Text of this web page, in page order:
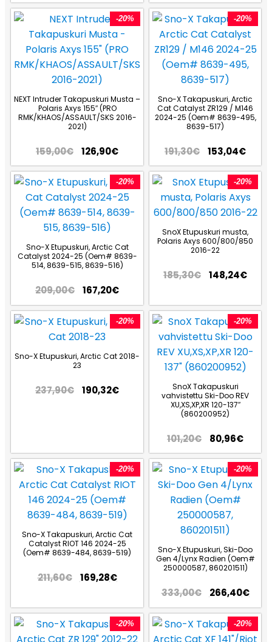
-20%
NEXT Intruder Takapuskuri Musta –
Polaris Axys 155″ (PRO
RMK/KHAOS/ASSAULT/SKS 2016-
2021)
159,00€ 126,90€
-20%
Sno-X Takapuskuri, Arctic
Cat Catalyst ZR129 / M146
2024-25 (Oem# 8639-495,
8639-517)
191,30€ 153,04€
-20%
Sno-X Etupuskuri, Arctic Cat
Catalyst 2024-25 (Oem# 8639-
514, 8639-515, 8639-516)
209,00€ 167,20€
-20%
SnoX Etupuskuri musta,
Polaris Axys 600/800/850
2016-22
185,30€ 148,24€
-20%
Sno-X Etupuskuri, Arctic Cat 2018-
23
237,90€ 190,32€
-20%
SnoX Takapuskuri
vahvistettu Ski-Doo REV
XU,XS,XP,XR 120-137″
(860200952)
101,20€ 80,96€
-20%
Sno-X Takapuskuri, Arctic Cat
Catalyst RIOT 146 2024-25
(Oem# 8639-484, 8639-519)
211,60€ 169,28€
-20%
Sno-X Etupuskuri, Ski-Doo
Gen 4/Lynx Radien (Oem#
250000587, 860201511)
333,00€ 266,40€
-20% -20%